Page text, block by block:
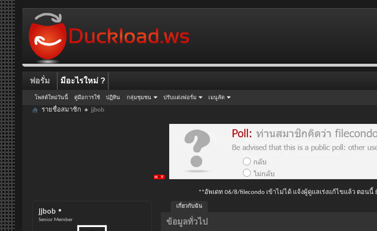
ฟอรั่ม
โพสต์ใหม่วันนี้ คู่มือการใช้ ปฏิทิน กลุ่มชุมชน ปรับแต่งฟอรั่ม เมนูลัด
มีอะไรใหม่ ?
รายชื่อสมาชิก jjbob
**อัพเดท 06/8/filecondo เข้าไม่ได้ แจ้งผู้ดูแลเร่งแก้ไขแล้ว ตอน
jjbob
Senior Member
เกี่ยวกับฉัน
ข้อมูลทั่วไป